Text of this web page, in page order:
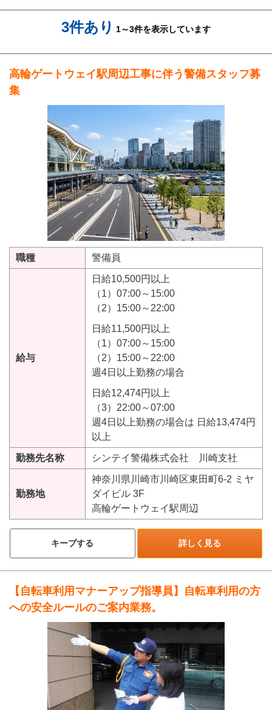
3件あり 1～3件を表示しています
高輪ゲートウェイ駅周辺工事に伴う警備スタッフ募
集
職種 警備員
給与
日給10,500円以上
（1）07:00～15:00
（2）15:00～22:00
日給11,500円以上
（1）07:00～15:00
（2）15:00～22:00
週4日以上勤務の場合
日給12,474円以上
（3）22:00～07:00
週4日以上勤務の場合は 日給13,474円
以上
勤務先名称 シンテイ警備株式会社 川崎支社
勤務地
神奈川県川崎市川崎区東田町6-2 ミヤ
ダイビル 3F
高輪ゲートウェイ駅周辺
キープする 詳しく見る
【自転車利用マナーアップ指導員】自転車利用の方
への安全ルールのご案内業務。